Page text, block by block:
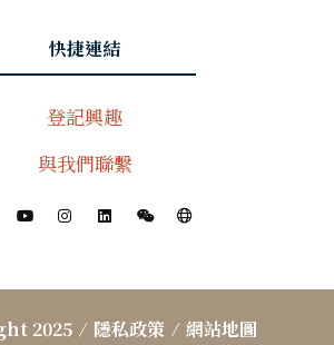
快捷連結
登記興趣
與我們聯繫
2025 隱私政策 網站地圖